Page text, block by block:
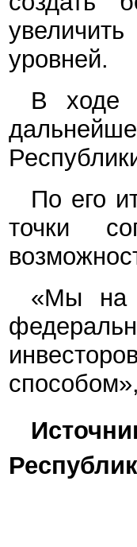
уровней.
В ходе
По его
точки
«Мы на
Республик